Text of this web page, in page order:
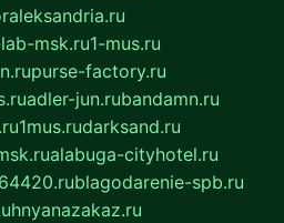
msk.ru1-mus.ru
purse-factory.ru
adler-jun.rubandamn.ru
1mus.rudarksand.ru
alabuga-cityhotel.ru
blagodarenie-spb.ru